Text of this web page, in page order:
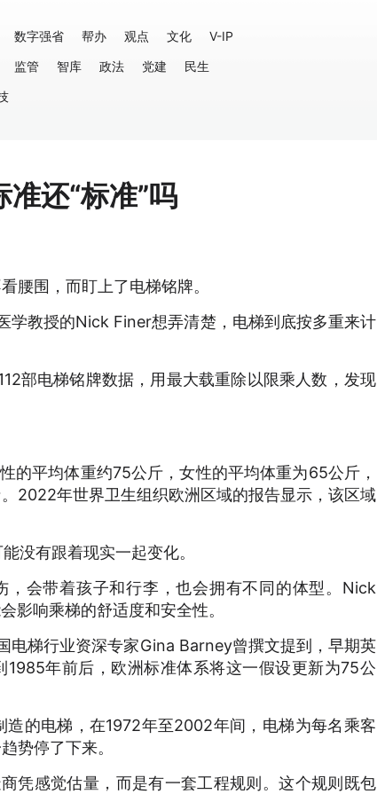
数字强省 帮办 观点 文化
V-IP
监管 智库 政法 党建
民生
还“标准”吗
腰围，而盯上了电梯铭牌。
学教授的Nick Finer想弄清楚，电梯到底按多重来计
部电梯铭牌数据，用最大载重除以限乘人数，发现
平均体重约75公斤，女性的平均体重为65公斤，
2022年世界卫生组织欧洲区域的报告显示，该区域
没有跟着现实一起变化。
会带着孩子和行李，也会拥有不同的体型。Nick
影响乘梯的舒适度和安全性。
电梯行业资深专家Gina Barney曾撰文提到，早期英
年前后，欧洲标准体系将这一假设更新为75公
的电梯，在1972年至2002年间，电梯为每名乘客
势停了下来。
凭感觉估量，而是有一套工程规则。这个规则既包